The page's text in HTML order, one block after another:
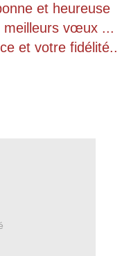
et heureuse
meilleurs vœux ...
et votre fidélité..